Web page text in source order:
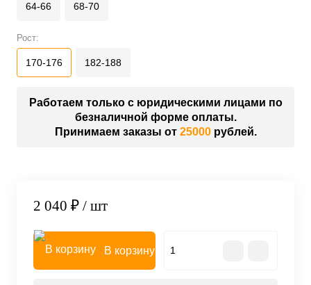
64-66 68-70
Рост:
170-176 182-188
Работаем только с юридическими лицами по
безналичной форме оплаты.
Принимаем заказы от 25000рублей.
2 040 ₽ / шт
В корзину